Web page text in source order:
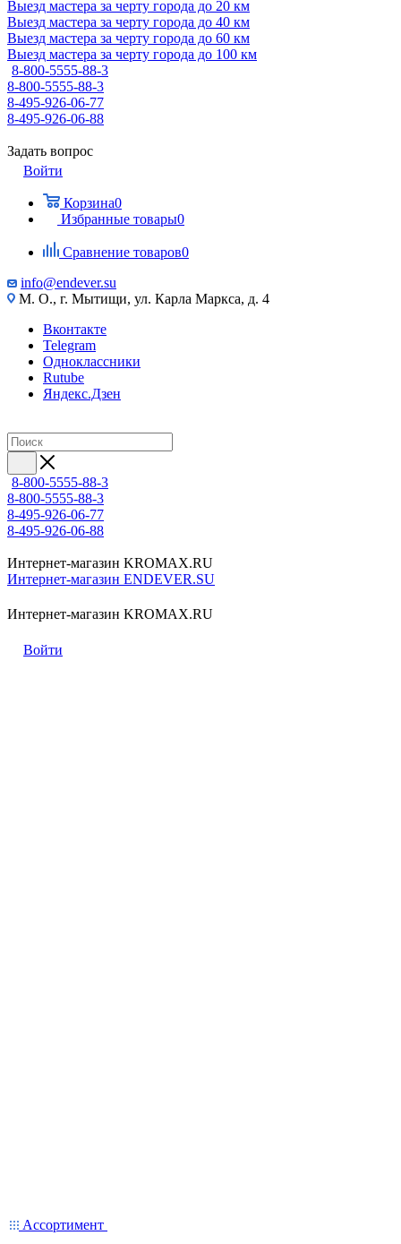
Выезд мастера за черту города до 20 км
Выезд мастера за черту города до 40 км
Выезд мастера за черту города до 60 км
Выезд мастера за черту города до 100 км
8-800-5555-88-3
8-800-5555-88-3
8-495-926-06-77
8-495-926-06-88
Задать вопрос
Войти
Корзина0
Избранные товары0
Сравнение товаров0
info@endever.su
М. О., г. Мытищи, ул. Карла Маркса, д. 4
Вконтакте
Telegram
Одноклассники
Rutube
Яндекс.Дзен
8-800-5555-88-3
8-800-5555-88-3
8-495-926-06-77
8-495-926-06-88
Интернет-магазин KROMAX.RU
Интернет-магазин ENDEVER.SU
Интернет-магазин KROMAX.RU
Войти
Ассортимент